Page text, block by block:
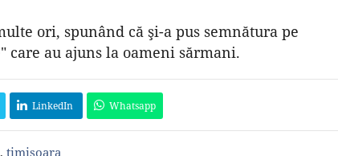
ori, spunând că şi-a pus semnătura pe
care au ajuns la oameni sărmani.
LinkedIn Whatsapp
, timisoara